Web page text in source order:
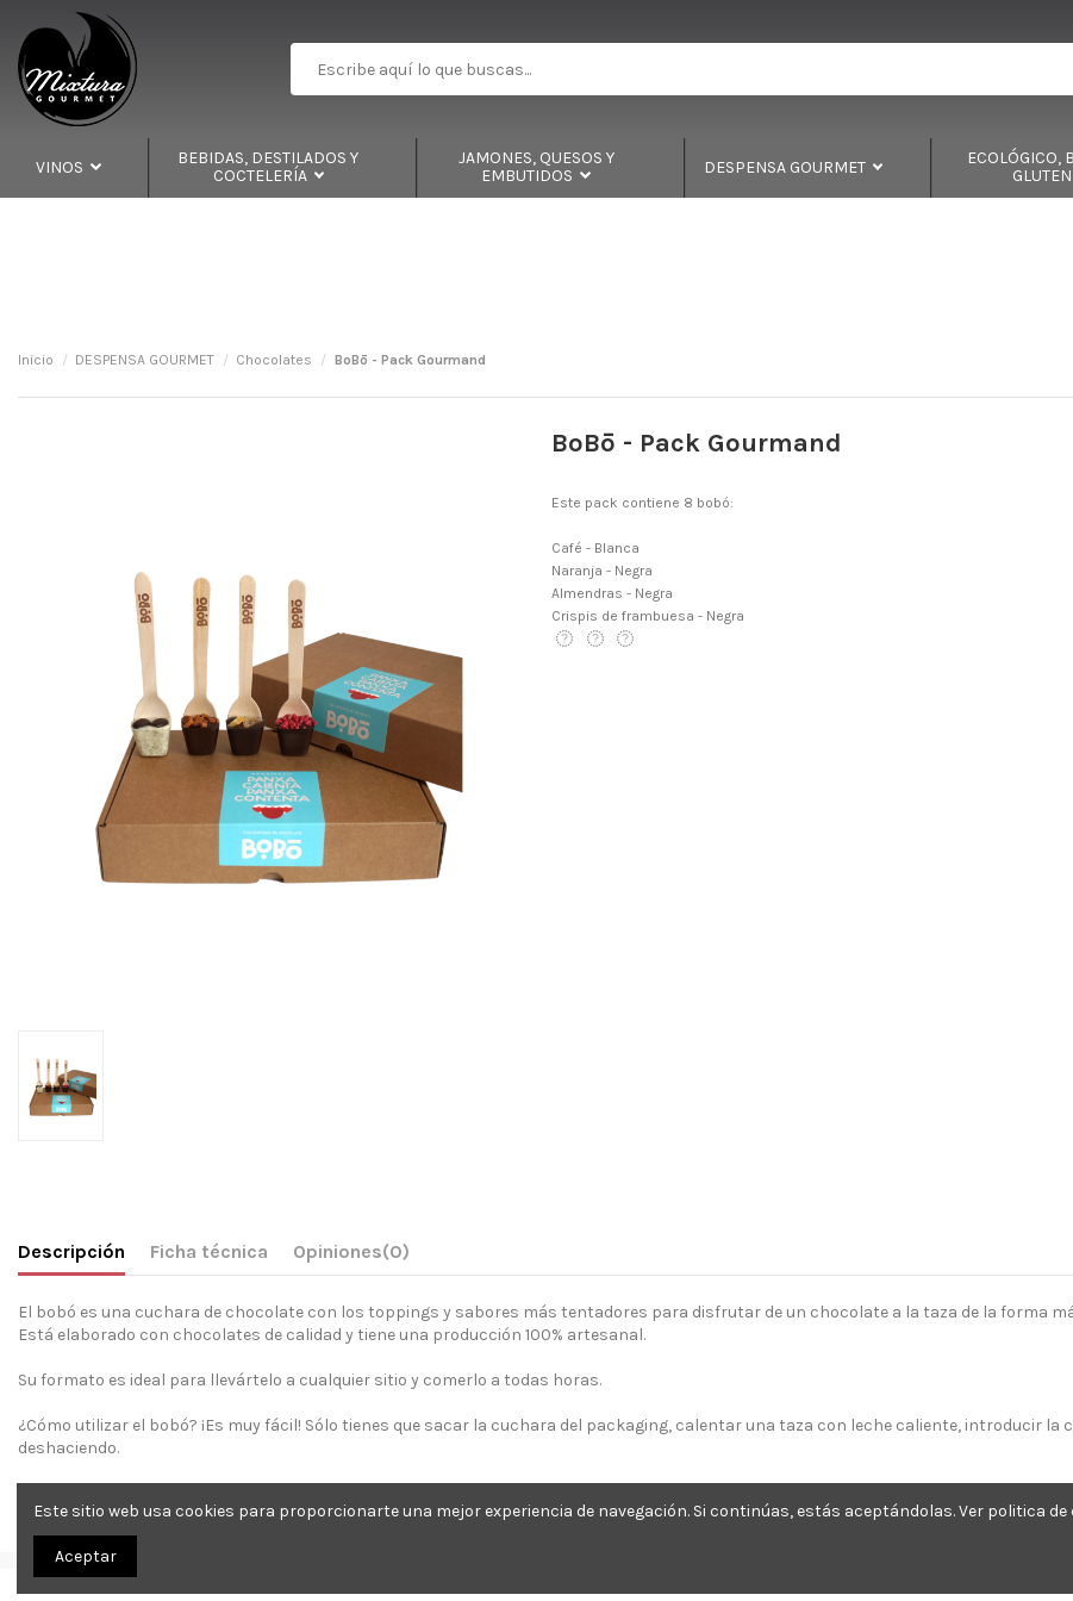
VINOS
BEBIDAS, DESTILADOS Y
COCTELERÍA
JAMONES, QUESOS Y
EMBUTIDOS
DESPENSA GOURMET
ECOLÓGICO,
GLUTEN
Inicio DESPENSA GOURMET Chocolates BoBō - Pack Gourmand
BoBō - Pack Gourmand
Este pack contiene 8 bobó:
Café - Blanca
Naranja - Negra
Almendras - Negra
Crispis de frambuesa - Negra
Descripción Ficha técnica Opiniones(0)
El bobó es una cuchara de chocolate con los toppings y sabores más tentadores para disfrutar de un chocolate a la taza de la forma
Está elaborado con chocolates de calidad y tiene una producción 100% artesanal.
Su formato es ideal para llevártelo a cualquier sitio y comerlo a todas horas.
¿Cómo utilizar el bobó? ¡Es muy fácil! Sólo tienes que sacar la cuchara del packaging, calentar una taza con leche caliente, introducir la
deshaciendo.
¡será la mejor opción!
Este sitio web usa cookies para proporcionarte una mejor experiencia de navegación. Si continúas, estás aceptándolas.Ver politica de
Aceptar